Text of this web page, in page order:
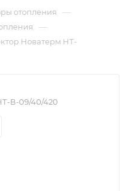
отопления —
—
Новатерм НТ-
В-09/40/420